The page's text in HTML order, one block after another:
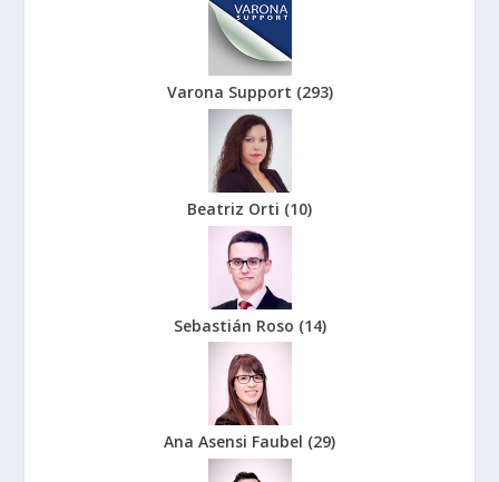
Varona Support (293)
Beatriz Orti (10)
Sebastián Roso (14)
Ana Asensi Faubel (29)